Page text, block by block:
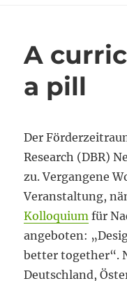
A
a pill
Der
Research (DBR)
zu. Vergangene
Veranstaltung,
Kolloquium für
angeboten:
better together“.
Deutschland,